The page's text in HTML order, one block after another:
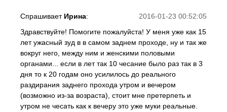
2016-01-23 00:52:05
Спрашивает Ирина:
Здравствуйте! Помогите пожалуйста! У меня уже как 15
лет ужасный зуд в в самом заднем проходе, ну и так же
вокруг него, между ним и женскими половыми
органами... если в лет так 10 чесание было раз так в 3
дня то к 20 годам оно усилилось до реального
раздирания заднего прохода утром и вечером
(возможно из-за возраста), стоит мне претерпеть и
утром не чесать как к вечеру это уже муки реальные.